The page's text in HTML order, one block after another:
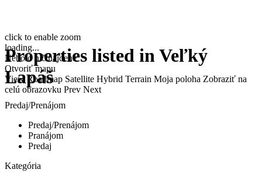
click to enable zoom
loading...
Nebolo nič nájdené
Otvoriť mapu
View Roadmap Satellite Hybrid Terrain Moja poloha Zobraziť na
celú obrazovku Prev Next
Properties listed in Veľký
Lapáš
Predaj/Prenájom
Predaj/Prenájom
Pranájom
Predaj
Kategória